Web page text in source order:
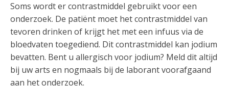
Soms wordt er contrastmiddel gebruikt voor een
onderzoek. De patiënt moet het contrastmiddel van
tevoren drinken of krijgt het met een infuus via de
bloedvaten toegediend. Dit contrastmiddel kan jodium
bevatten. Bent u allergisch voor jodium? Meld dit altijd
bij uw arts en nogmaals bij de laborant voorafgaand
aan het onderzoek.